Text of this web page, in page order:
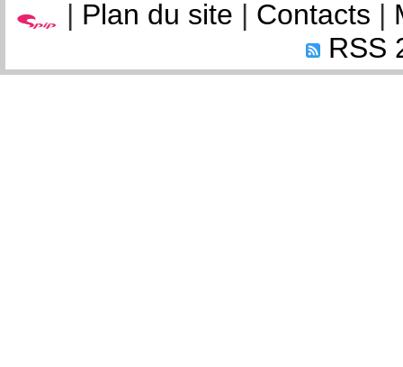
| Plan du site | Contacts |
RSS